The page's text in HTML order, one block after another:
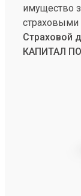
имущество
страховыми
Страховой
КАПИТАЛ